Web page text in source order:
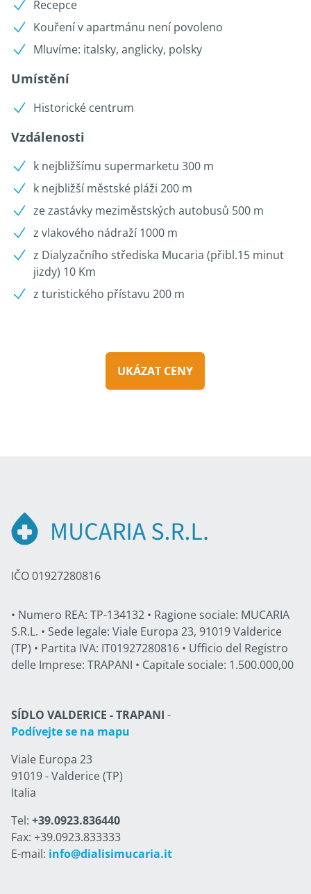
Recepce
Kouření v apartmánu není povoleno
Mluvíme: italsky, anglicky, polsky
Umístění
Historické centrum
Vzdálenosti
k nejbližšímu supermarketu 300 m
k nejbližší městské pláži 200 m
ze zastávky meziměstských autobusů 500 m
z vlakového nádraží 1000 m
z Dialyzačního střediska Mucaria (přibl.15 minut
jizdy) 10 Km
z turistického přístavu 200 m
UKÁZAT CENY
IČO 01927280816
• Numero REA: TP-134132 • Ragione sociale: MUCARIA
S.R.L. • Sede legale: Viale Europa 23, 91019 Valderice
(TP) • Partita IVA: IT01927280816 • Ufficio del Registro
delle Imprese: TRAPANI • Capitale sociale: 1.500.000,00
SÍDLO VALDERICE - TRAPANI -
Podívejte se na mapu
Viale Europa 23
91019 - Valderice (TP)
Italia
Tel: +39.0923.836440
Fax: +39.0923.833333
E-mail: info@dialisimucaria.it